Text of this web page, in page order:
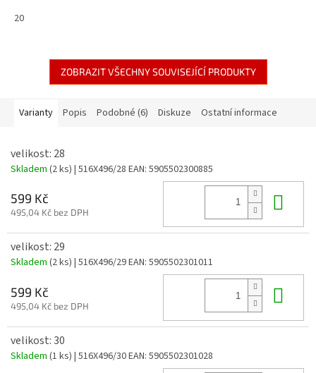
20
ZOBRAZIT VŠECHNY SOUVISEJÍCÍ PRODUKTY
Varianty Popis Podobné (6) Diskuze Ostatní informace
velikost: 28
Skladem (2 ks) | 516X496/28 EAN: 5905502300885
599 Kč
495,04 Kč bez DPH
velikost: 29
Skladem (2 ks) | 516X496/29EAN: 5905502301011
599 Kč
495,04 Kč bez DPH
velikost: 30
Skladem (1 ks) | 516X496/30EAN: 5905502301028